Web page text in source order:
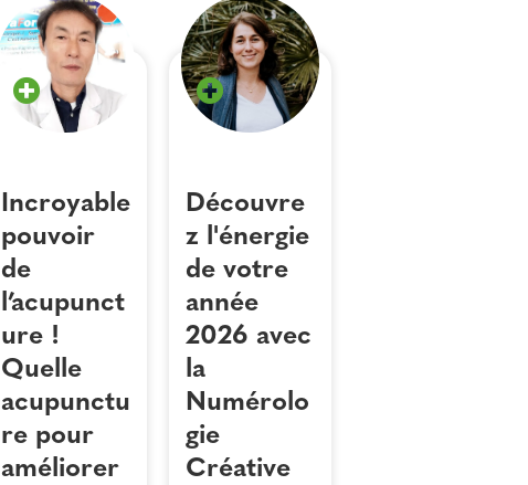
Incroyable
pouvoir
de
l’acupunct
ure !
Quelle
acupunctu
re pour
améliorer
Découvre
z l'énergie
de votre
année
2026 avec
la
Numérolo
gie
Créative